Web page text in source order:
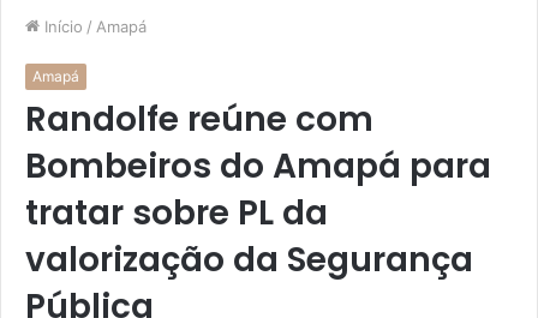
Início / Amapá
Amapá
Randolfe reúne com
Bombeiros do Amapá para
tratar sobre PL da
valorização da Segurança
Pública